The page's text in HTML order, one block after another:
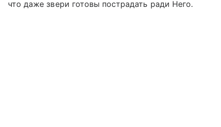
что даже звери готовы пострадать ради Него.